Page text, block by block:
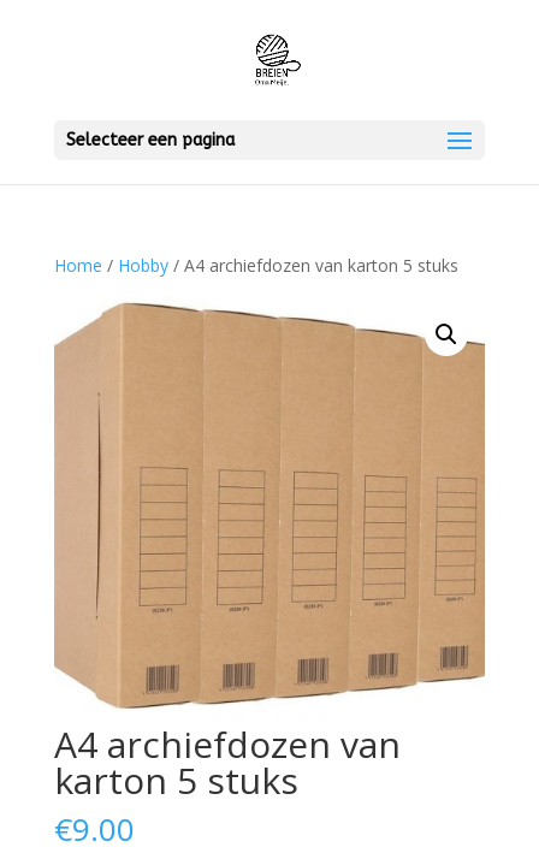
Selecteer een pagina
Home / Hobby/ A4 archiefdozen van karton 5 stuks
A4 archiefdozen van
karton 5 stuks
€9.00